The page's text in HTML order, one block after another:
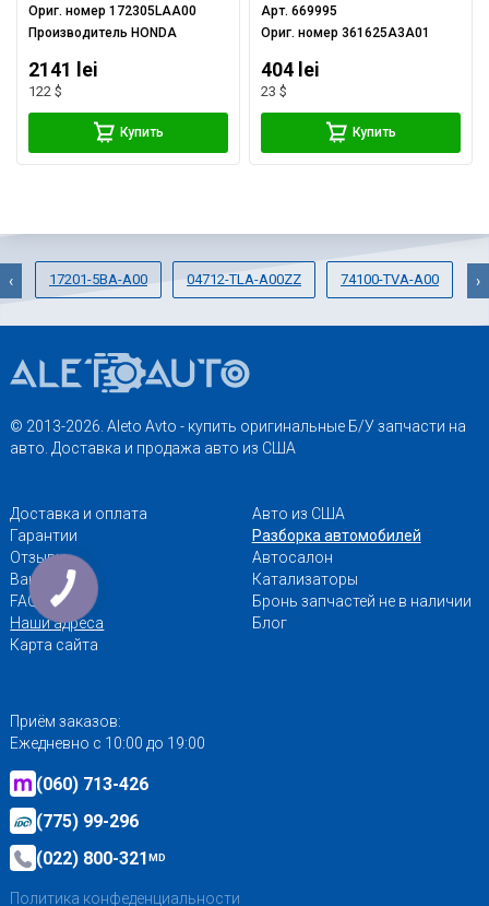
Ориг. номер172305LAA00
Производитель HONDA
2141 lei
122 $
Купить
Арт.669995
Ориг. номер361625A3A01
404 lei
23 $
Купить
17201-5BA-A00 04712-TLA-A00ZZ 74100-TVA-A00
‹ ›
© 2013-2026. Aleto Avto - купить оригинальные Б/У запчасти на
авто. Доставка и продажа авто из США
Доставка и оплата
Гарантии
Отзывы
Вакансии
FAQ
Наши адреса
Карта сайта
Авто из США
Разборка автомобилей
Автосалон
Катализаторы
Бронь запчастей не в наличии
Блог
Приём заказов:
Ежедневно с 10:00 до 19:00
(060) 713-426
(775) 99-296
(022) 800-321MD
Политика конфеденциальности